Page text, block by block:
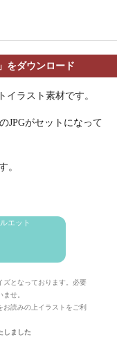
をダウンロード
イラスト素材です。
JPGがセットになって
。
エット
となっております。必要
せ。
お読みの上イラストをご利
しました